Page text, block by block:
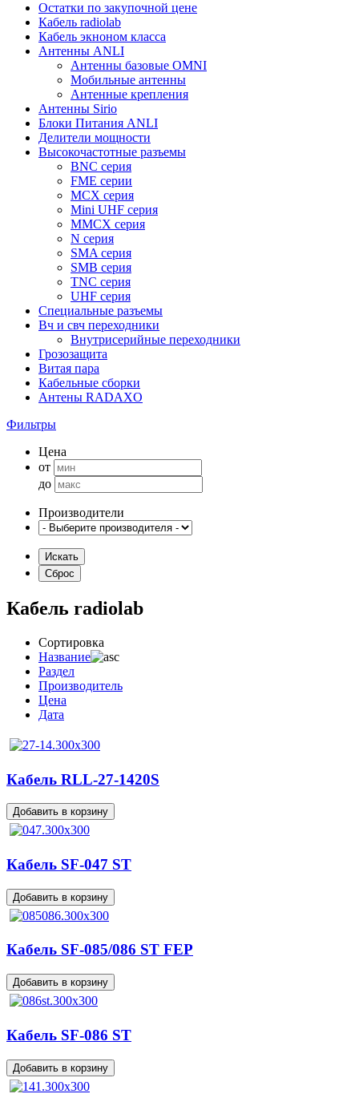
Остатки по закупочной цене
Кабель radiolab
Кабель экноном класса
Антенны ANLI
Антенны базовые OMNI
Мобильные антенны
Антенные крепления
Антенны Sirio
Блоки Питания ANLI
Делители мощности
Высокочастотные разъемы
BNC серия
FME серии
MCX серия
Mini UHF серия
MMCX серия
N серия
SMA серия
SMB серия
TNC серия
UHF серия
Специальные разъемы
Вч и свч переходники
Внутрисерийные переходники
Грозозащита
Витая пара
Кабельные сборки
Антены RADAXO
Фильтры
Цена
от
до
Производители
Кабель radiolab
Сортировка
Название
Раздел
Производитель
Цена
Дата
Кабель RLL-27-1420S
Кабель SF-047 ST
Кабель SF-085/086 ST FEP
Кабель SF-086 ST